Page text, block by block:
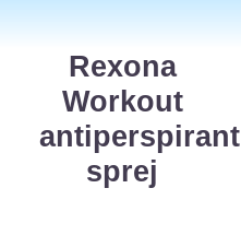
Rexona
Workout
antiperspirant
sprej